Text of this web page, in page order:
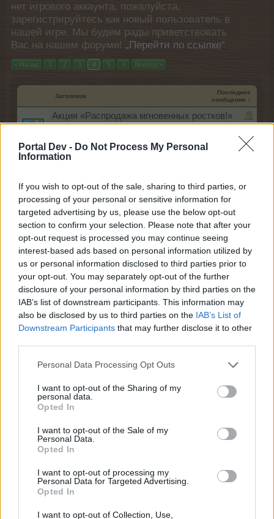
Portal Dev - Do Not Process My Personal
Information
If you wish to opt-out of the sale, sharing to third parties, or
processing of your personal or sensitive information for
targeted advertising by us, please use the below opt-out
section to confirm your selection. Please note that after your
opt-out request is processed you may continue seeing
interest-based ads based on personal information utilized by
us or personal information disclosed to third parties prior to
your opt-out. You may separately opt-out of the further
disclosure of your personal information by third parties on the
IAB’s list of downstream participants. This information may
also be disclosed by us to third parties on the IAB’s List of
Downstream Participants that may further disclose it to other
Personal Data Processing Opt Outs
I want to opt-out of the Sharing of my
personal data.
Opted In
I want to opt-out of the Sale of my
Personal Data.
Opted In
I want to opt-out of processing my
Personal Data for Targeted Advertising.
Opted In
I want to opt-out of Collection, Use,
нет игрового аккаунта, пожалуйста,
зарегистрируйтесь как новый пользователь в
нашей игре. Мы будем рады приветствовать
Вас на нашем форуме! „Перейти по ссылке“
< Назад 1 2 3 4 5 6 Вперёд >
Заголовок
Последнее
сообщение ↓
Акция «Распродажа мгновенных ростков!»
[F.A.Q.]
Ответов:
0 26 Май 2023
Акция «Распродажа умножителей плодов!»
igrek35
Ответов:
0 26 Май 2023
Акция «Распродажа растидеревьев!»
[F.A.Q.]
igrek35
Ответов:
0 26 Май 2023
Акция «Распродажа сластей-менялок!»
[F.A.Q.]
igrek35
26 Май 2023
Акция «Распродажа бустеров скорости!»
[F.A.Q.]
igrek35
Ответов:
0 26 Май 2023
igrek35
Набор альпийских предметов [F.A.Q.]
igrek35
Ответов:
igrek35
Ответов:
15 27 Май 2021
Ответов:
0 26 Август 2020
Акция «Ящики с инструментами за
igrek35